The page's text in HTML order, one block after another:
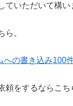
ていただいて構い
ら。
への書き込み100
頼をするならこち